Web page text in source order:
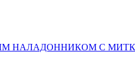
НАЛАДОННИКОМ С